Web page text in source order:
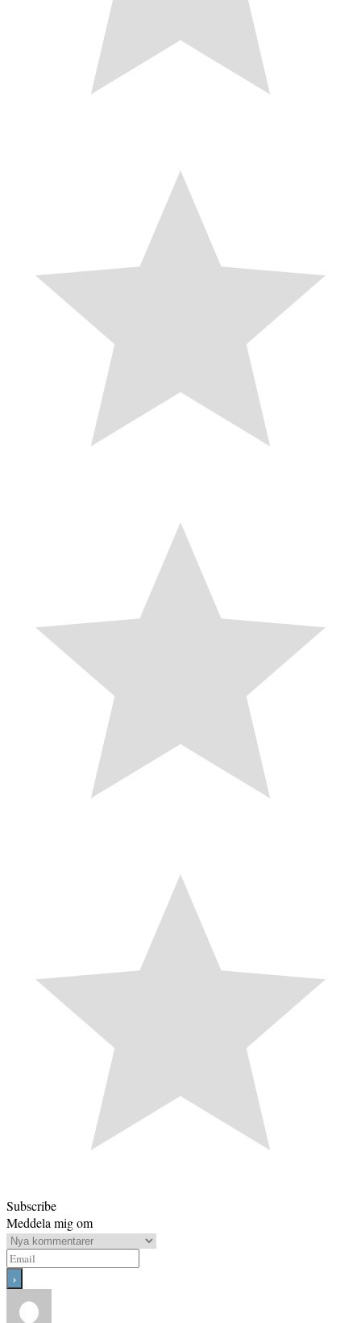
Subscribe
Meddela mig om